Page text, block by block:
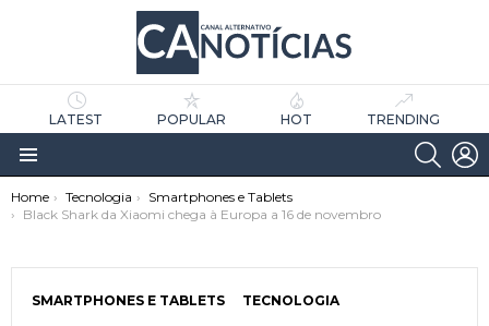
LATEST POPULAR HOT TRENDING
Menu
You are here:
Home Tecnologia
Smartphones e Tablets
Black Shark da Xiaomi chega à Europa a 16 de novembro
SMARTPHONES E TABLETS TECNOLOGIA